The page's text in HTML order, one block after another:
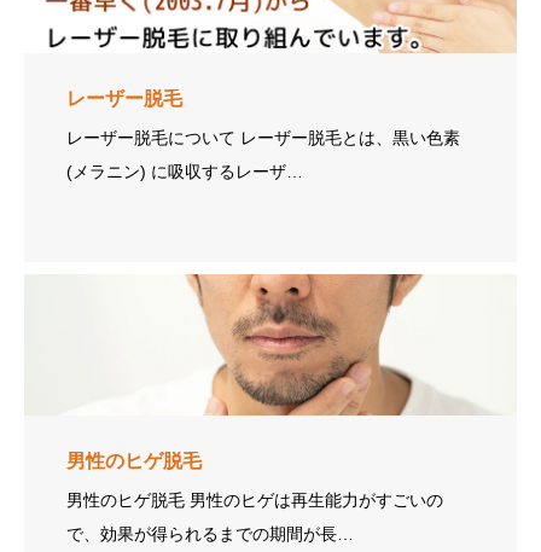
レーザー脱毛
レーザー脱毛について レーザー脱毛とは、黒い色素
(メラニン) に吸収するレーザ…
男性のヒゲ脱毛
男性のヒゲ脱毛 男性のヒゲは再生能力がすごいの
で、効果が得られるまでの期間が長…